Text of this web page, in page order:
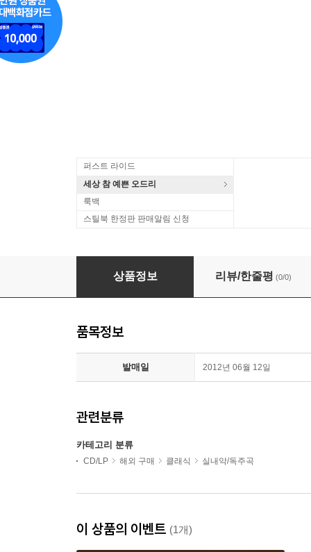
퍼스트 라이드
세상 참 예쁜 오드리
룩백
스틸북 한정판 판매알림 신청
만돌린으로 연주하는 바흐 작품집 (Bach:
상품정보 리뷰/한줄평 (0/0)
품목정보
발매일 2012년 06월 12일
관련분류
카테고리 분류
CD/LP 해외 구매 클래식 실내악/독주곡
이 상품의 이벤트 (1개)